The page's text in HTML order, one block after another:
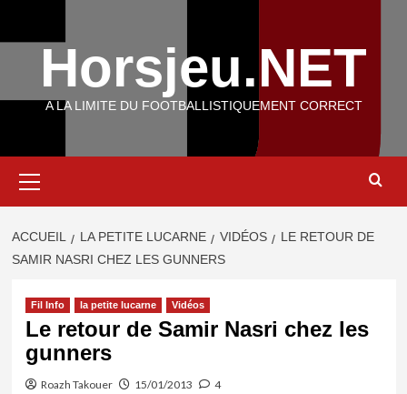
Horsjeu.NET
A LA LIMITE DU FOOTBALLISTIQUEMENT CORRECT
principal
ACCUEIL LA PETITE LUCARNE VIDÉOS
LE RETOUR DE
SAMIR NASRI CHEZ LES GUNNERS
Fil Info la petite lucarne Vidéos
Le retour de Samir Nasri chez les
gunners
Roazh Takouer 15/01/2013 4